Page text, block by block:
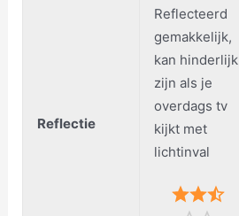
Reflectie
Reflecteerd
gemakkelijk,
kan hinderlijk
zijn als je
overdags tv
kijkt met
lichtinval